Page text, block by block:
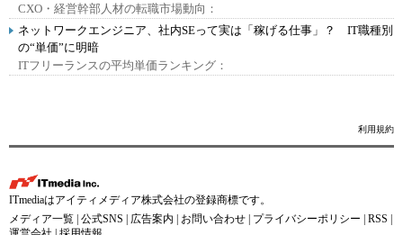
CXO・経営幹部人材の転職市場動向：
ネットワークエンジニア、社内SEって実は「稼げる仕事」？ IT職種別
の“単価”に明暗
ITフリーランスの平均単価ランキング：
利用規約
ITmediaはアイティメディア株式会社の登録商標です。
メディア一覧 公式SNS 広告案内 お問い合わせ プライバシーポリシー RSS